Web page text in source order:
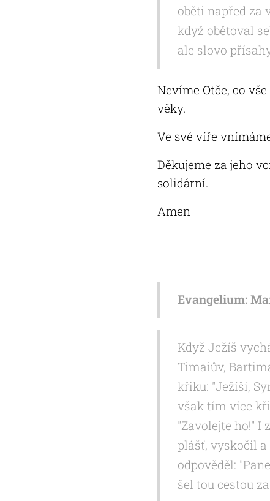
oběti napřed za
když obětoval
ale slovo
Nevíme Otče, co
věky.
Ve své víře
Děkujeme za jeho
solidární.
Amen
Evangelium:
Když Ježíš
Timaiův,
křiku: "Ježíši,
však tím více
"Zavolejte ho!" I
plášť, vyskočil a
odpověděl:
šel tou cestou